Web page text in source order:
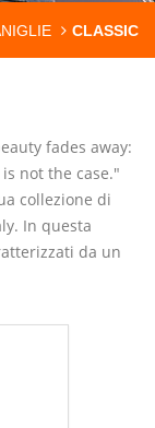
CLASSIC
fades away:
is not the case."
collezione di
In questa
da un